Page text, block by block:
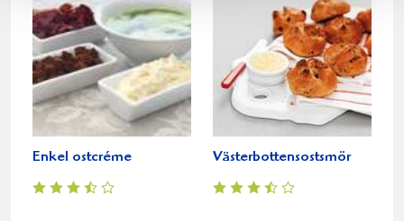
Enkel ostcréme Västerbottensostsmör